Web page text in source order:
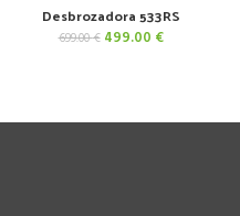
Desbrozadora 533RS
699.00€ El
499.00 €El